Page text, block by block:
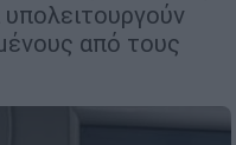
από τους